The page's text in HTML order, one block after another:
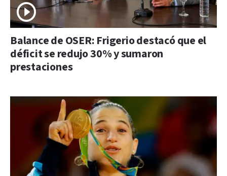
Balance de OSER: Frigerio destacó que el
déficit se redujo 30% y sumaron
prestaciones